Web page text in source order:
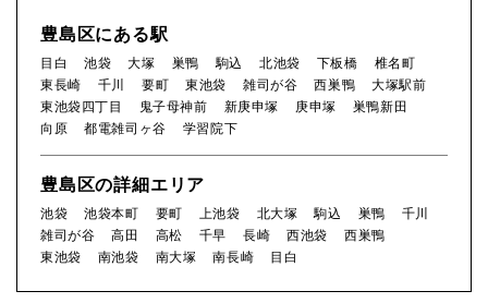
豊島区にある駅
目白 池袋 大塚 巣鴨 駒込 北池袋 下板橋
椎名町
東長崎
千川 要町 東池袋 雑司が谷 西巣鴨
大塚駅前
東池袋四丁目
鬼子母神前 新庚申塚 庚申塚
巣鴨新田
向原
都電雑司ヶ谷 学習院下
豊島区の詳細エリア
池袋 池袋本町 要町 上池袋 北大塚 駒込 巣鴨
千川
雑司が谷
高田 高松 千早 長崎 西池袋
西巣鴨
東池袋
南池袋 南大塚 南長崎 目白